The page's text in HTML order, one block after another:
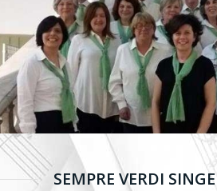
SEMPRE VERDI